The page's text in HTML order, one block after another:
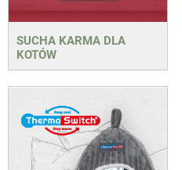
SUCHA KARMA DLA
KOTÓW